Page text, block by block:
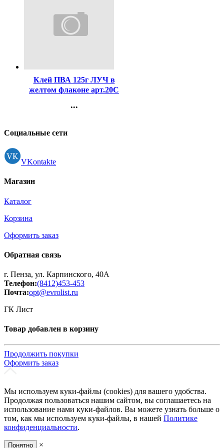
Клей ПВА 125г ЛУЧ в
желтом флаконе арт.20С
...
Регистрация
Социальные сети
VKontakte
Магазин
Каталог
Корзина
Оформить заказ
Обратная связь
г. Пенза, ул. Карпинского, 40А
Телефон:(8412)453-453
Почта:opt@evrolist.ru
ГК Лист
Товар добавлен в корзину
Продолжить покупки
Оформить заказ
Мы используем куки-файлы (cookies) для вашего удобства.
Продолжая пользоваться нашим сайтом, вы соглашаетесь на
использование нами куки-файлов. Вы можете узнать больше о
том, как мы используем куки-файлы, в нашей Политике
конфиденциальности.
Понятно ×